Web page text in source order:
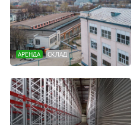
АРЕНДА СКЛАД